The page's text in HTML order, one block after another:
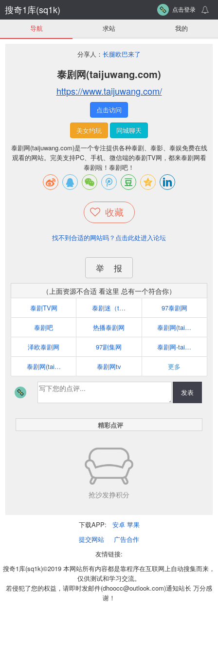
搜奇1库(sq1k) 点击登录
导航 求站 我的
分享人： 长腿欧巴来了
泰剧网(taijuwang.com)
https://www.taijuwang.com/
点击访问
美女约玩
同城聊天
泰剧网(taijuwang.com)是一个专注提供各种泰剧、泰影、泰娱免费在线
观看的网站。完美支持PC、手机、微信端的泰剧TV网，都来泰剧网看
泰剧啦！泰剧吧！
收藏
找不到合适的网站吗？点击此处进入论坛
举 报
（上面资源不合适 看这里 总有一个符合你）
泰剧TV网 泰剧迷（taijumi.cc） 97泰剧网
泰剧吧 热播泰剧网 泰剧网(taijuwang.com)
泽欧泰剧网 97剧集网 泰剧网-taijuzj.com
泰剧网(taijuu.com) 泰剧网tv 更多
发表
精彩点评
抢沙发挣积分
下载APP: 安卓 苹果
提交网站
广告合作
友情链接:
搜奇1库(sq1k)©2019 本网站所有内容都是靠程序在互联网上自动搜集而来，
仅供测试和学习交流。
若侵犯了您的权益，请即时发邮件(dhoocc@outlook.com)通知站长 万分感
谢！